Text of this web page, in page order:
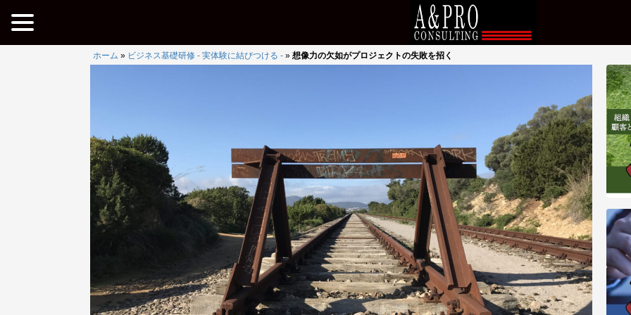
ホーム » ビジネス基礎研修 - 実体験に結びつける -» 想像力の欠如がプロジェクトの失敗を招く